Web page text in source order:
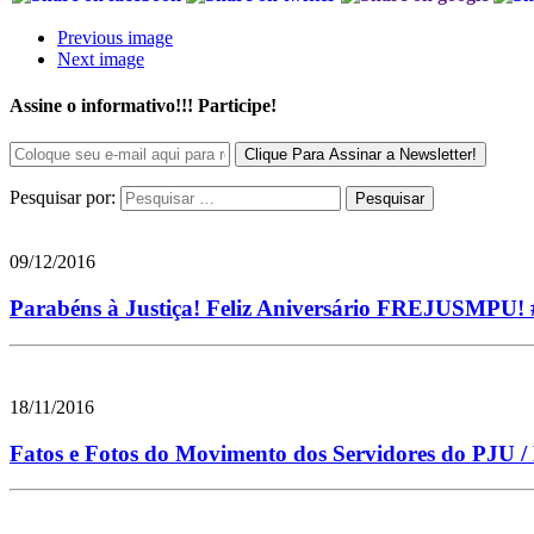
Previous image
Next image
Assine o informativo!!! Participe!
Pesquisar por:
09/12/2016
Parabéns à Justiça! Feliz Aniversário FREJUSMPU!
18/11/2016
Fatos e Fotos do Movimento dos Servidores do PJU